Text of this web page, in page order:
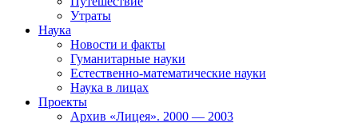
Утраты
Наука
Новости и факты
Гуманитарные науки
Естественно-математические науки
Наука в лицах
Проекты
Архив «Лицея». 2000 — 2003